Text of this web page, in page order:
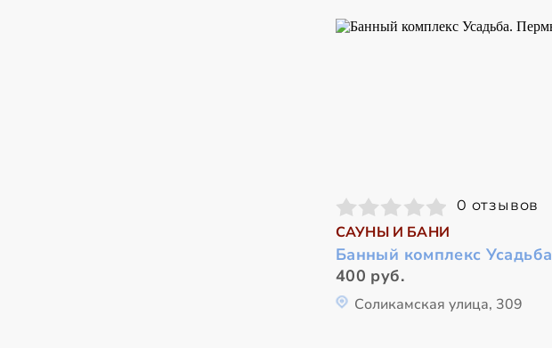
0 отзывов
САУНЫ И БАНИ
Банный комплекс Усадьба
400 руб.
Соликамская улица, 309